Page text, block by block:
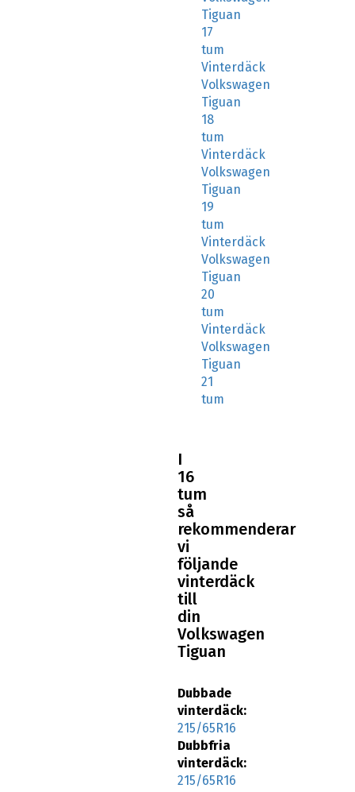
Tiguan
17
tum
Vinterdäck
Volkswagen
Tiguan
18
tum
Vinterdäck
Volkswagen
Tiguan
19
tum
Vinterdäck
Volkswagen
Tiguan
20
tum
Vinterdäck
Volkswagen
Tiguan
21
tum
I
16
tum
så
rekommenderar
vi
följande
vinterdäck
till
din
Volkswagen
Tiguan
Dubbade
vinterdäck:
215/65R16
Dubbfria
vinterdäck:
215/65R16